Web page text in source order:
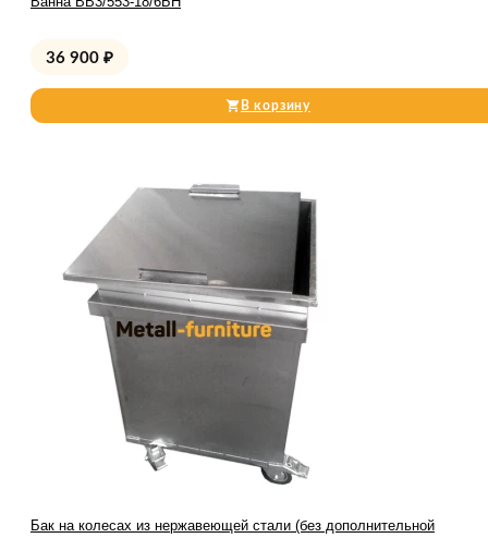
36 900 ₽
В корзину
Бак на колесах из нержавеющей стали (без дополнительной